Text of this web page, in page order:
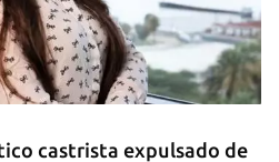
castrista expulsado de